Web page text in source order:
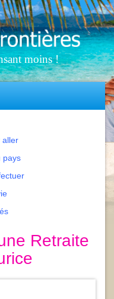
moins !
aller
pays
Retraite